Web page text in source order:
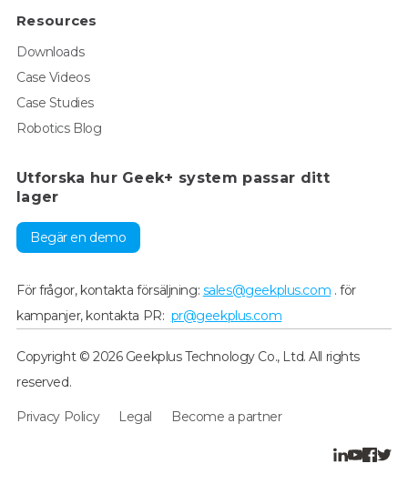
Resources
Downloads
Case Videos
Case Studies
Robotics Blog
Utforska hur Geek+ system passar ditt
lager
Begär en demo
För frågor, kontakta försäljning: sales@geekplus.com . för
kampanjer, kontakta PR: pr@geekplus.com
Copyright © 2026 Geekplus Technology Co., Ltd. All rights
reserved.
Privacy Policy Legal Become a partner